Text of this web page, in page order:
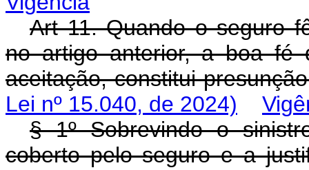
Art 11. Quando o seguro
no artigo anterior, a boa fé
aceitação, constitui
Lei nº 15.040, de 2024)
§ 1º Sobrevindo o
coberto pelo seguro e a